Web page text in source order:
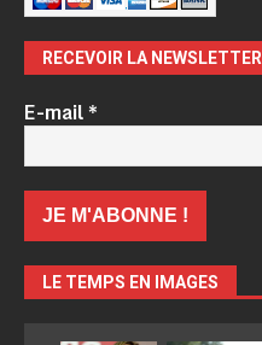
RECEVOIR LA NEWSLETTER
E-mail*
LE TEMPS EN IMAGES